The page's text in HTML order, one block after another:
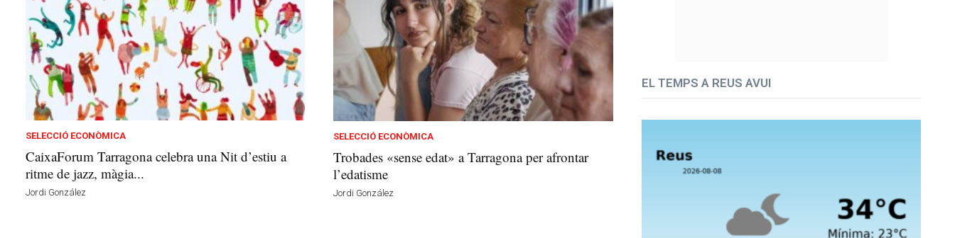
SELECCIÓ ECONÒMICA
CaixaForum Tarragona celebra una Nit d’estiu a
ritme de jazz, màgia...
Jordi González
SELECCIÓ ECONÒMICA
Trobades «sense edat» a Tarragona per afrontar
l’edatisme
Jordi González
EL TEMPS A REUS AVUI